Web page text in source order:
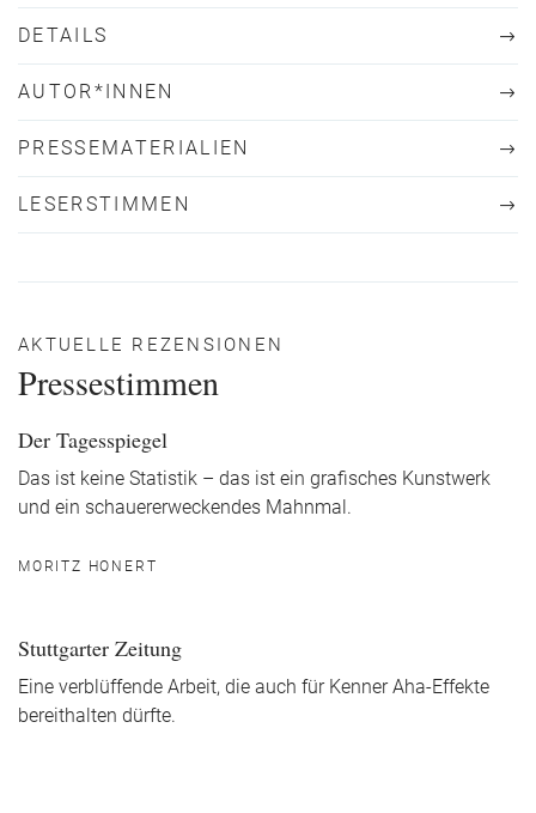
DETAILS
AUTOR*INNEN
PRESSEMATERIALIEN
LESERSTIMMEN
AKTUELLE REZENSIONEN
Pressestimmen
Der Tagesspiegel
Das ist keine Statistik – das ist ein grafisches Kunstwerk
und ein schauererweckendes Mahnmal.
MORITZ HONERT
Stuttgarter Zeitung
Eine verblüffende Arbeit, die auch für Kenner Aha-Effekte
bereithalten dürfte.